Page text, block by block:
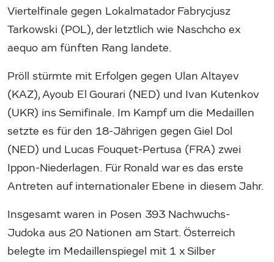
Viertelfinale gegen Lokalmatador Fabrycjusz
Tarkowski (POL), der letztlich wie Naschcho ex
aequo am fünften Rang landete.
Pröll stürmte mit Erfolgen gegen Ulan Altayev
(KAZ), Ayoub El Gourari (NED) und Ivan Kutenkov
(UKR) ins Semifinale. Im Kampf um die Medaillen
setzte es für den 18-Jährigen gegen Giel Dol
(NED) und Lucas Fouquet-Pertusa (FRA) zwei
Ippon-Niederlagen. Für Ronald war es das erste
Antreten auf internationaler Ebene in diesem Jahr.
Insgesamt waren in Posen 393 Nachwuchs-
Judoka aus 20 Nationen am Start. Österreich
belegte im Medaillenspiegel mit 1 x Silber